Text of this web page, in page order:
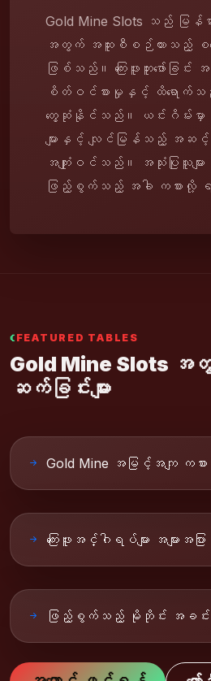
Gold Mine Slots သည် မြန်မာ
အတွက် အထူးစီစဉ်ထားသည့် စလေ
ဖြစ်သည်။ ကြေးဖူးတူးဖော်ခြင်း
စိတ်ဝင်စားမှုနှင့် ထိရော
တွေ့ဆုံနိုင်သည်။ ယင်းဂိမ်းမှာ ရိုး
များနှင့် လျင်မြန်သည့် အဆင့်
အကျုံးဝင်သည်။ အသုံးပြုသူမျ
ဖြည့်စွက်သည့် အခါ ကစားလို့
FEATURED TABLES
Gold Mine Slots
ဆက်ခြင်းများ
Gold Mine အမြင့်အကျ ကစား
ကြေးဖူးအင်္ဂါရပ်များ အများအပြား
ဖြည့်စွက်သည့် မိုဘိုင်း အခင်း